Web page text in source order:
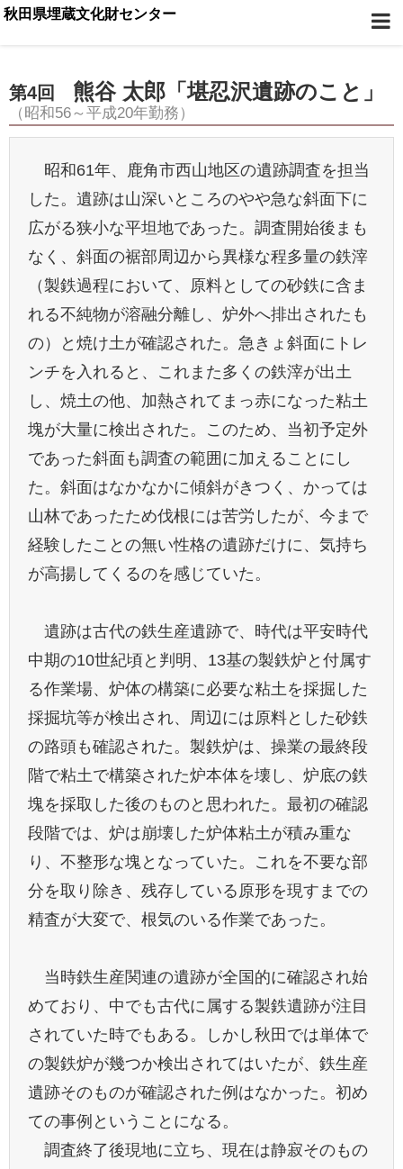
秋田県埋蔵文化財センター
第4回 熊谷 太郎「堪忍沢遺跡のこと」
（昭和56～平成20年勤務）
昭和61年、鹿角市西山地区の遺跡調査を担当
した。遺跡は山深いところのやや急な斜面下に
広がる狭小な平坦地であった。調査開始後まも
なく、斜面の裾部周辺から異様な程多量の鉄滓
（製鉄過程において、原料としての砂鉄に含ま
れる不純物が溶融分離し、炉外へ排出されたも
の）と焼け土が確認された。急きょ斜面にトレ
ンチを入れると、これまた多くの鉄滓が出土
し、焼土の他、加熱されてまっ赤になった粘土
塊が大量に検出された。このため、当初予定外
であった斜面も調査の範囲に加えることにし
た。斜面はなかなかに傾斜がきつく、かっては
山林であったため伐根には苦労したが、今まで
経験したことの無い性格の遺跡だけに、気持ち
が高揚してくるのを感じていた。
遺跡は古代の鉄生産遺跡で、時代は平安時代
中期の10世紀頃と判明、13基の製鉄炉と付属す
る作業場、炉体の構築に必要な粘土を採掘した
採掘坑等が検出され、周辺には原料とした砂鉄
の路頭も確認された。製鉄炉は、操業の最終段
階で粘土で構築された炉本体を壊し、炉底の鉄
塊を採取した後のものと思われた。最初の確認
段階では、炉は崩壊した炉体粘土が積み重な
り、不整形な塊となっていた。これを不要な部
分を取り除き、残存している原形を現すまでの
精査が大変で、根気のいる作業であった。
当時鉄生産関連の遺跡が全国的に確認され始
めており、中でも古代に属する製鉄遺跡が注目
されていた時でもある。しかし秋田では単体で
の製鉄炉が幾つか検出されてはいたが、鉄生産
遺跡そのものが確認された例はなかった。初め
ての事例ということになる。
調査終了後現地に立ち、現在は静寂そのもの